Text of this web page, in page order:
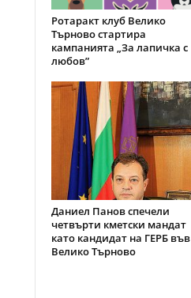
Ротаракт клуб Велико
Търново стартира
кампанията „За лапичка с
любов”
Даниел Панов спечели
четвърти кметски мандат
като кандидат на ГЕРБ във
Велико Търново